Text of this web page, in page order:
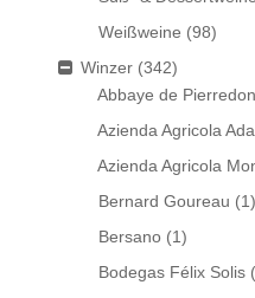
Weißweine (98)
Winzer (342)
Abbaye de Pierredon
Azienda Agricola
Azienda Agricola
Bernard Goureau (1)
Bersano (1)
Bodegas Félix Solis